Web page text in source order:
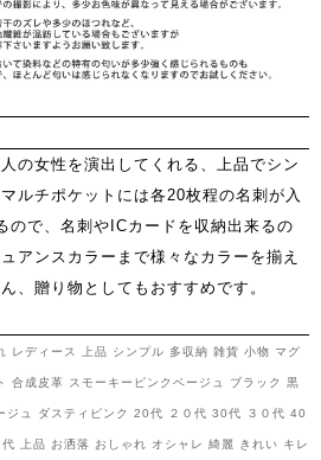
の女性を演出してくれる、上品でシン
ルチポケットには各20枚程の名刺が入
ので、名刺やICカードを収納出来るの
アンスカラーまで様々なカラーを揃え
、贈り物としてもおすすめです。
レディース 上品 シンプル 多収納 雑貨 小物 マグ
合成皮革 スモーキーピンクベージュ ブラック 黒
ジュ ダスティピンク 20代 ２０代 30代 ３０代 40
上品 お洒落 おしゃれ オシャレ 綺麗 きれい キレ